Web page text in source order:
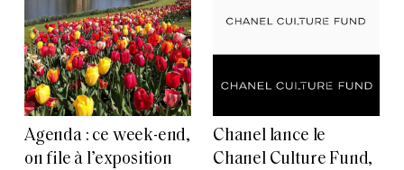
Agenda : ce week-end,
on file à l’exposition
Chanel lance le
Chanel Culture Fund,